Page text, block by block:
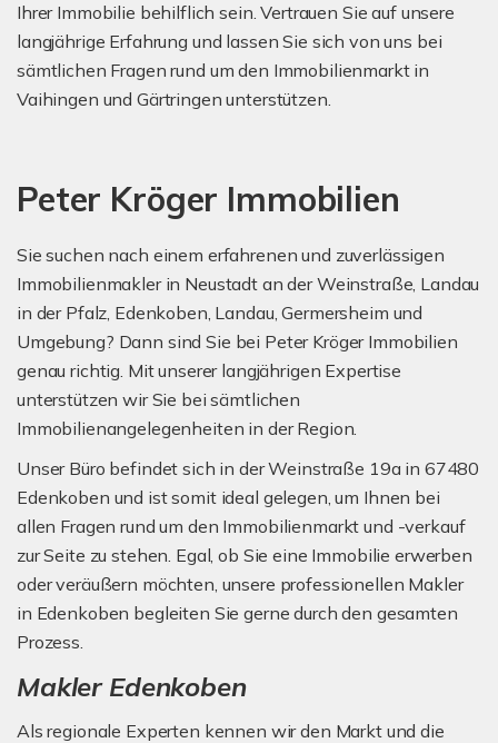
Ihrer Immobilie behilflich sein. Vertrauen Sie auf unsere
langjährige Erfahrung und lassen Sie sich von uns bei
sämtlichen Fragen rund um den Immobilienmarkt in
Vaihingen und Gärtringen unterstützen.
Peter Kröger Immobilien
Sie suchen nach einem erfahrenen und zuverlässigen
Immobilienmakler in Neustadt an der Weinstraße, Landau
in der Pfalz, Edenkoben, Landau, Germersheim und
Umgebung? Dann sind Sie bei Peter Kröger Immobilien
genau richtig. Mit unserer langjährigen Expertise
unterstützen wir Sie bei sämtlichen
Immobilienangelegenheiten in der Region.
Unser Büro befindet sich in der Weinstraße 19a in 67480
Edenkoben und ist somit ideal gelegen, um Ihnen bei
allen Fragen rund um den Immobilienmarkt und -verkauf
zur Seite zu stehen. Egal, ob Sie eine Immobilie erwerben
oder veräußern möchten, unsere professionellen Makler
in Edenkoben begleiten Sie gerne durch den gesamten
Prozess.
Makler Edenkoben
Als regionale Experten kennen wir den Markt und die